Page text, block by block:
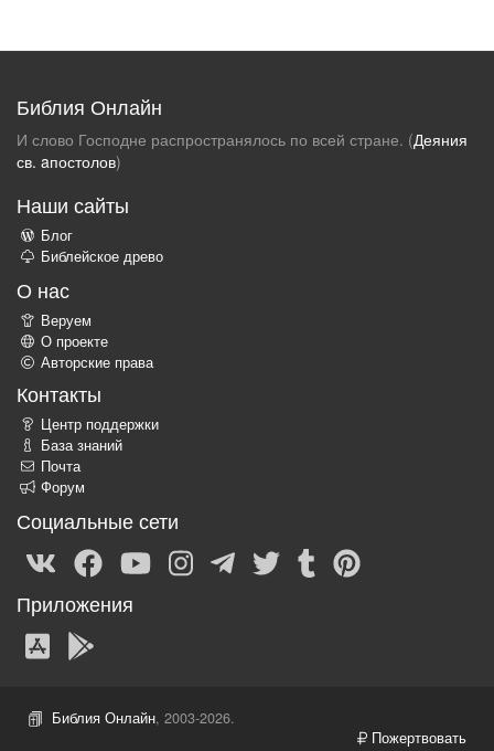
Библия Онлайн
И слово Господне распространялось по всей стране. (Деяния
св. aпостолов)
Наши сайты
Блог
Библейское древо
О нас
Веруем
О проекте
Авторские права
Контакты
Центр поддержки
База знаний
Почта
Форум
Социальные сети
Приложения
Библия Онлайн, 2003-2026.
Пожертвовать